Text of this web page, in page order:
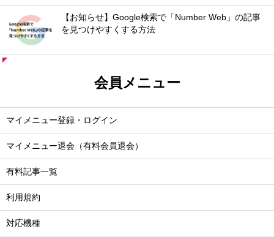
【お知らせ】Google検索で「Number Web」の記事
を見つけやすくする方法
会員メニュー
マイメニュー登録・ログイン
マイメニュー退会（有料会員退会）
有料記事一覧
利用規約
対応機種